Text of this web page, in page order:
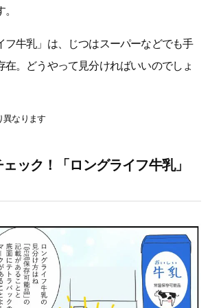
フ牛乳」は、じつはスーパーなどでも手
在。どうやって見分ければいいのでしょ
異なります
ック！「ロングライフ牛乳」